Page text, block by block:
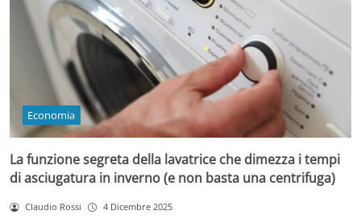
Economia
La funzione segreta della lavatrice che dimezza i tempi
di asciugatura in inverno (e non basta una centrifuga)
Claudio Rossi 4 Dicembre 2025